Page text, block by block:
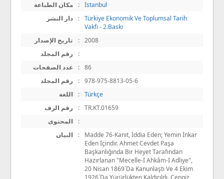
مكان الطباعة
: İstanbul
دار النشر
: Türkiye Ekonomik Ve Toplumsal Tarih
Vakfı - 2.Baskı
تاريخ الإصدار
: 2008
رقم المجلد
:
عدد الصفحات
: 86
رقم المجلد
: 978-975-8813-05-6
اللغة
: Türkçe
رقم الرف
: TR.KT.01659
المحتوى
:
البيان
:
Madde 76-Kanıt, İddia Eden; Yemin İnkar
Eden İçindir. Ahmet Cevdet Paşa
Başkanlığında Bir Heyet Tarafından
Hazırlanan "Mecelle-İ Ahkâm-I Adliye",
20 Nisan 1869´Da Kanunlaştı Ve 4 Ekim
1926´Da Yürürlükten Kaldırıldı. Cengiz